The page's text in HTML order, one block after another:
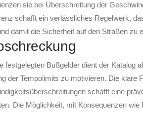
sie bei Überschreitung der
schafft ein verlässliches Regelwerk,
damit die Sicherheit auf den Straßen zu
festgelegten Bußgelder dient der Katalog
der Tempolimits zu motivieren. Die klare
schafft eine
Die Möglichkeit, mit Konsequenzen